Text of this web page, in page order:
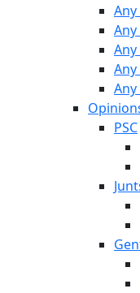
Any
Any
Any
Any
Any
PSC